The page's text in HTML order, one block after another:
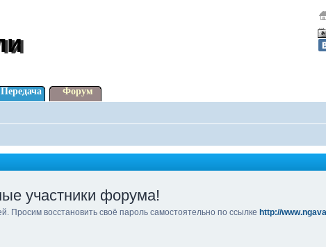
Передача Форум
участники форума!
восстановить своё пароль самостоятельно по ссылке http://